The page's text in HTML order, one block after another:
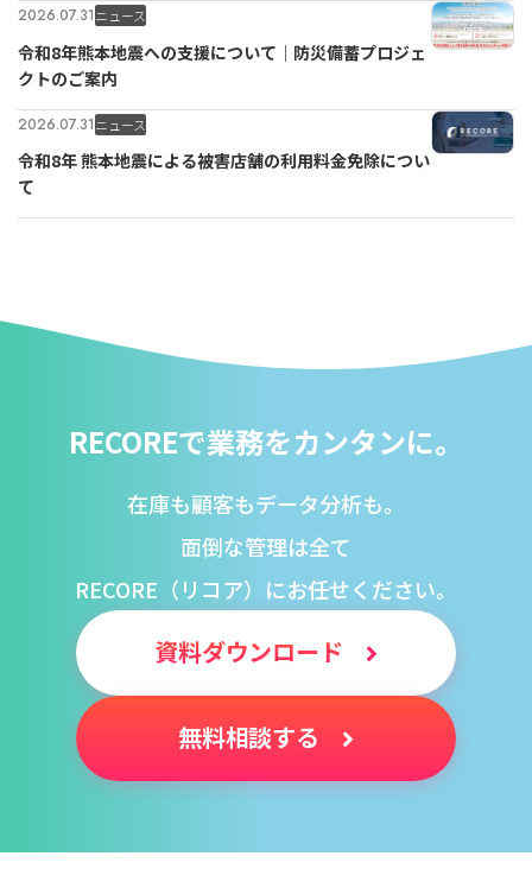
2026.07.31ニュース
令和8年熊本地震への支援について｜防災備蓄プロジェ
クトのご案内
2026.07.31ニュース
令和8年 熊本地震による被害店舗の利用料金免除につい
て
RECOREで業務をカンタンに。
在庫も顧客もデータ分析も。
面倒な管理は全て
RECORE（リコア）にお任せください。
資料ダウンロード
無料相談する